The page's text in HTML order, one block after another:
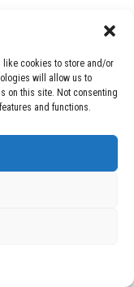
like cookies to store and/or
will allow us to
on this site. Not consenting
and functions.